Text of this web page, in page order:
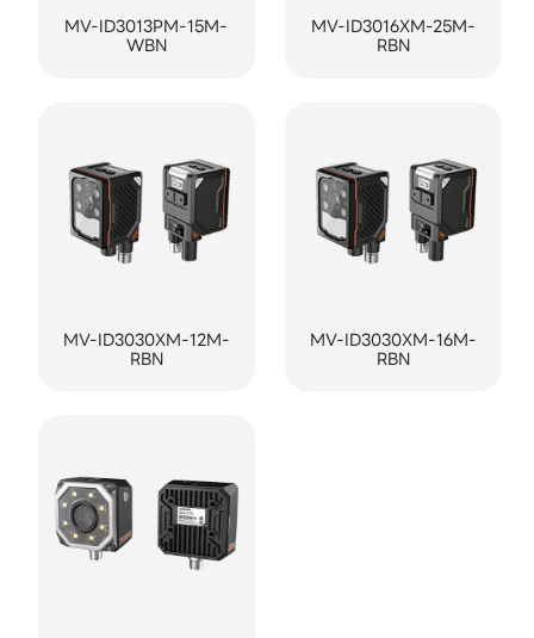
MV-ID3013PM-15M-
WBN
MV-ID3016XM-25M-
RBN
MV-ID3030XM-12M-
RBN
MV-ID3030XM-16M-
RBN